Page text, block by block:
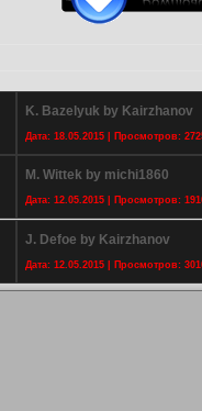
K. Bazelyuk by Kairzhanov
Дата: 18.05.2015 | Просмотров:
M. Wittek by michi1860
Дата: 12.05.2015 | Просмотров:
J. Defoe by Kairzhanov
Дата: 12.05.2015 | Просмотров: